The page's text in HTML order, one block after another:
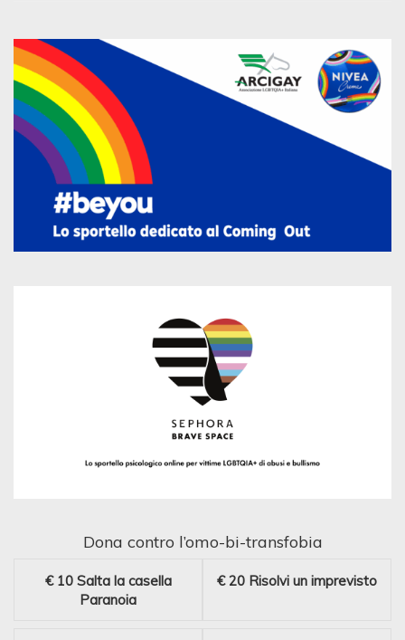
Dona contro l’omo-bi-transfobia
€ 10 Salta la casella
Paranoia
€ 20 Risolvi un imprevisto